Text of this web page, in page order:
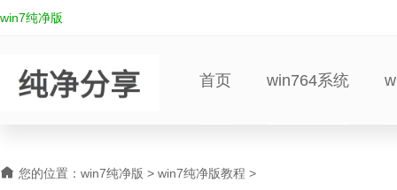
win7纯净版
首页 win764系统
您的位置： win7纯净版 > win7纯净版教程 >